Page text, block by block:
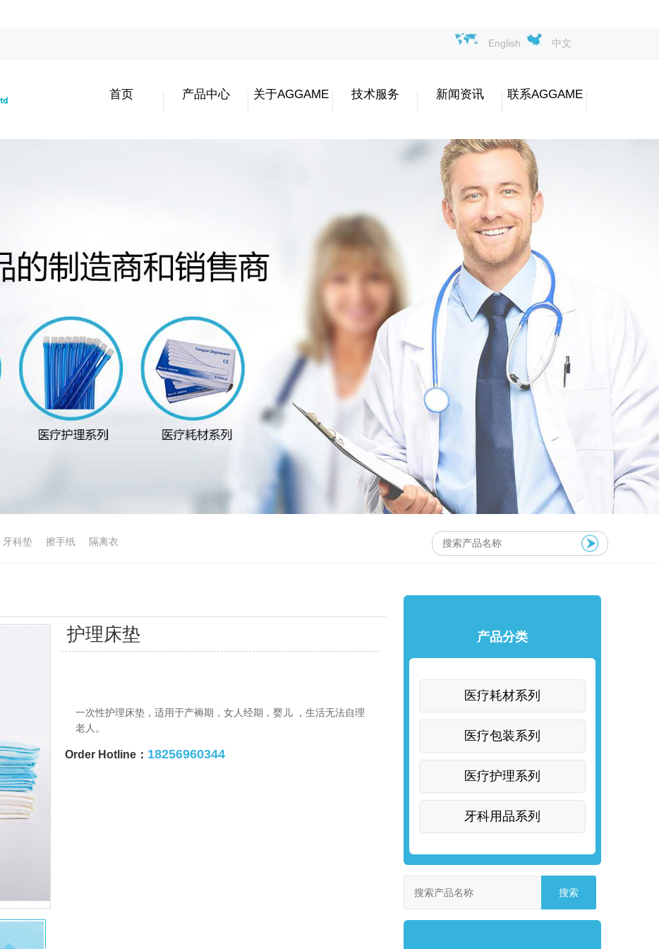
English 中文
首页 产品中心 关于AGGAME 技术服务 新闻资讯 联系AGGAME
牙科垫 擦手纸 隔离衣
护理床垫
一次性护理床垫，适用于产褥期，女人经期，婴儿 ，生活无法自理
老人。
Order Hotline： 18256960344
产品分类
医疗耗材系列
医疗包装系列
医疗护理系列
牙科用品系列